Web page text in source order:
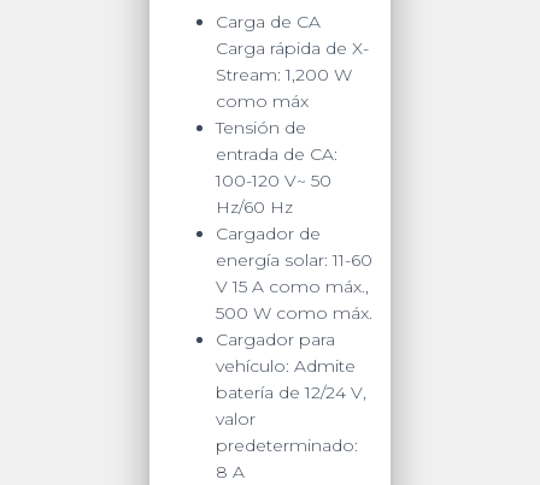
Carga de CA
Carga rápida de X-
Stream: 1,200 W
como máx
Tensión de
entrada de CA:
100-120 V~ 50
Hz/60 Hz
Cargador de
energía solar: 11-60
V 15 A como máx.,
500 W como máx.
Cargador para
vehículo: Admite
batería de 12/24 V,
valor
predeterminado:
8 A